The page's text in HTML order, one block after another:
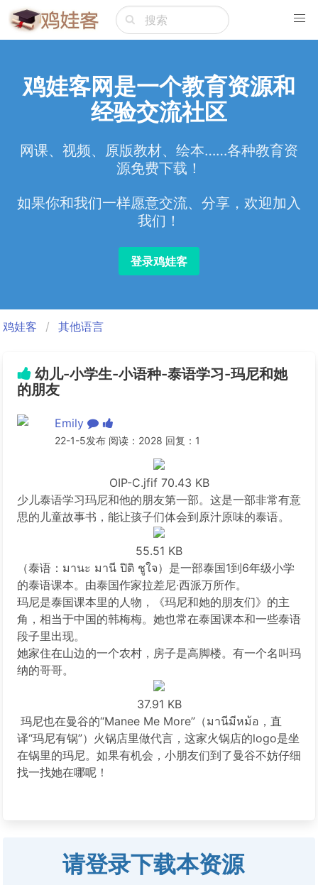
鸡娃客网是一个教育资源和
经验交流社区
网课、视频、原版教材、绘本……各种教育资
源免费下载！
如果你和我们一样愿意交流、分享，欢迎加入
我们！
登录鸡娃客
鸡娃客 其他语言
幼儿-小学生-小语种-泰语学习-玛尼和她
的朋友
Emily
22-1-5发布 阅读：2028 回复：1
OIP-C.jfif 70.43 KB
少儿泰语学习玛尼和他的朋友第一部。这是一部非常有意
思的儿童故事书，能让孩子们体会到原汁原味的泰语。
55.51 KB
（泰语：มานะ มานี ปิติ ชูใจ）是一部泰国1到6年级小学
的泰语课本。由泰国作家拉差尼·西派万所作。
玛尼是泰国课本里的人物，《玛尼和她的朋友们》的主
角，相当于中国的韩梅梅。她也常在泰国课本和一些泰语
段子里出现。
她家住在山边的一个农村，房子是高脚楼。有一个名叫玛
纳的哥哥。
37.91 KB
玛尼也在曼谷的“Manee Me More”（มานีมีหม้อ，直
译“玛尼有锅”）火锅店里做代言，这家火锅店的logo是坐
在锅里的玛尼。如果有机会，小朋友们到了曼谷不妨仔细
找一找她在哪呢！
请登录下载本资源